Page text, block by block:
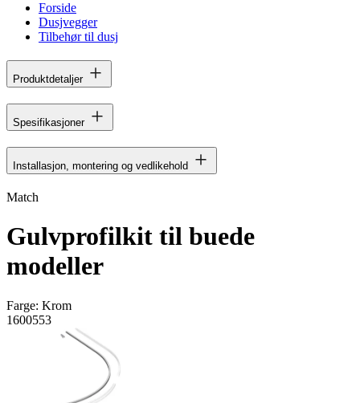
Forside
Dusjvegger
Tilbehør til dusj
Produktdetaljer
Spesifikasjoner
Installasjon, montering og vedlikehold
Match
Gulvprofilkit til buede
modeller
Farge: Krom
1600553